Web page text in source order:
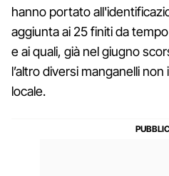
hanno portato
aggiunta ai 25 finiti da
e ai quali, già nel giugno
l’altro diversi manganelli
locale.